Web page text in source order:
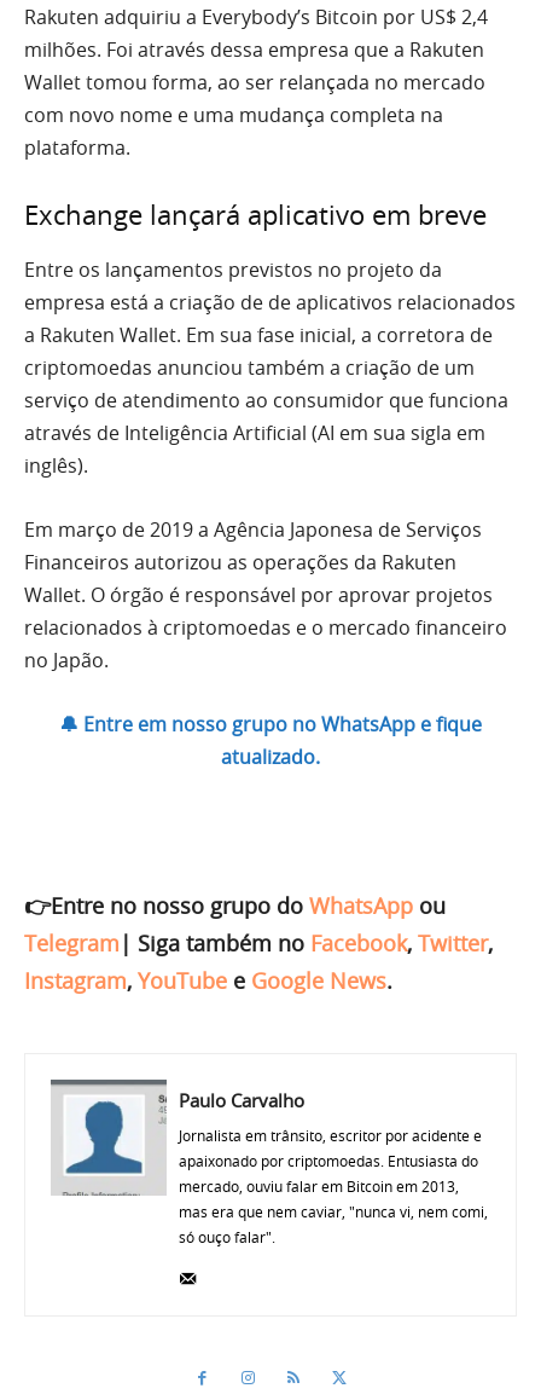
Rakuten adquiriu a Everybody’s Bitcoin por US$ 2,4
milhões. Foi através dessa empresa que a Rakuten
Wallet tomou forma, ao ser relançada no mercado
com novo nome e uma mudança completa na
plataforma.
Exchange lançará aplicativo em breve
Entre os lançamentos previstos no projeto da
empresa está a criação de de aplicativos relacionados
a Rakuten Wallet. Em sua fase inicial, a corretora de
criptomoedas anunciou também a criação de um
serviço de atendimento ao consumidor que funciona
através de Inteligência Artificial (AI em sua sigla em
inglês).
Em março de 2019 a Agência Japonesa de Serviços
Financeiros autorizou as operações da Rakuten
Wallet. O órgão é responsável por aprovar projetos
relacionados à criptomoedas e o mercado financeiro
no Japão.
🔔 Entre em nosso grupo no WhatsApp e fique
atualizado.
👉Entre no nosso grupo do WhatsApp ou
Telegram | Siga também no Facebook, Twitter,
Instagram, YouTube e Google News.
Paulo Carvalho
Jornalista em trânsito, escritor por acidente e
apaixonado por criptomoedas. Entusiasta do
mercado, ouviu falar em Bitcoin em 2013,
mas era que nem caviar, "nunca vi, nem comi,
só ouço falar".